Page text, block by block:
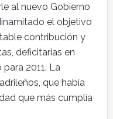
al nuevo Gobierno
el objetivo
contribución y
deficitarias en
2011. La
que había
que más cumplía